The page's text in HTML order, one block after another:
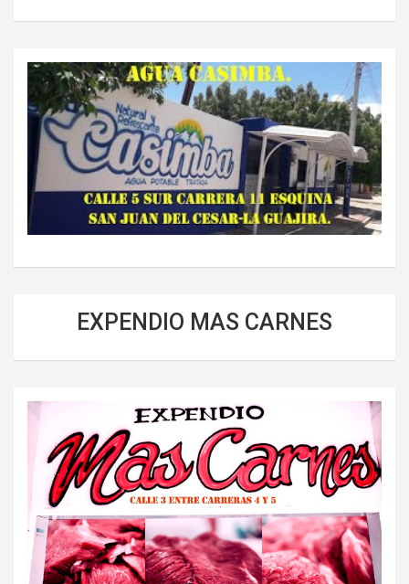
EXPENDIO MAS CARNES